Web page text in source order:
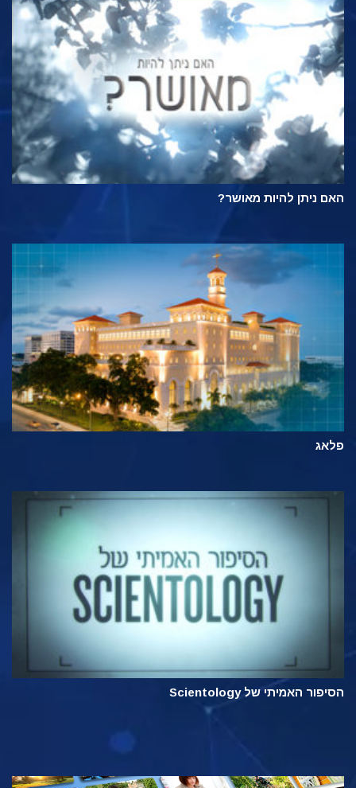
האם ניתן להיות מאושר?
פלאג
הסיפור האמיתי של Scientology